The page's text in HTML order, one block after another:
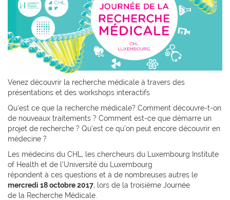
Venez découvrir la recherche médicale à travers des
présentations et des workshops interactifs
Qu’est ce que la recherche médicale? Comment découvre-t-on
de nouveaux traitements ? Comment est-ce que démarre un
projet de recherche ? Qu’est ce qu’on peut encore découvrir en
médecine ?
Les médecins du CHL, les chercheurs du Luxembourg Institute
of Health et de l’Université du Luxembourg
répondent à ces questions et à de nombreuses autres le
mercredi 18 octobre 2017, lors de la troisième Journée
de la Recherche Médicale.